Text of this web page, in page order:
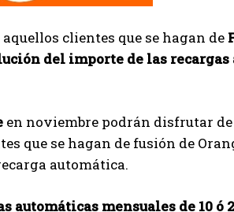
clientes que se hagan de
del importe de las recargas
en noviembre podrán disfrutar
que se hagan de fusión de
automática.
automáticas mensuales de 10 ó